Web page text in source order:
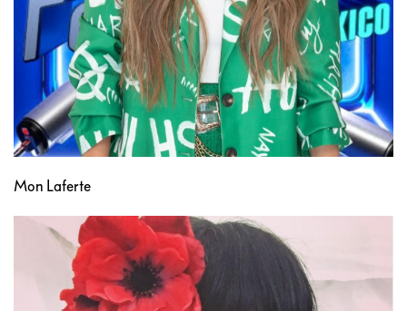
Mon Laferte